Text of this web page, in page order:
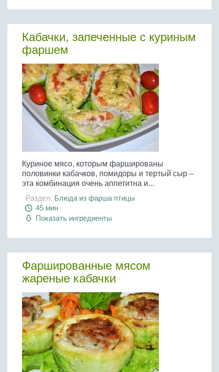
Крупы
Кабачки, запеченные с куриным
фаршем
Куриное мясо, которым фаршированы
половинки кабачков, помидоры и тертый сыр –
эта комбинация очень аппетитна и...
Раздел: Блюда из фарша птицы
45 мин
Показать ингредиенты
Фаршированные мясом
жареные кабачки